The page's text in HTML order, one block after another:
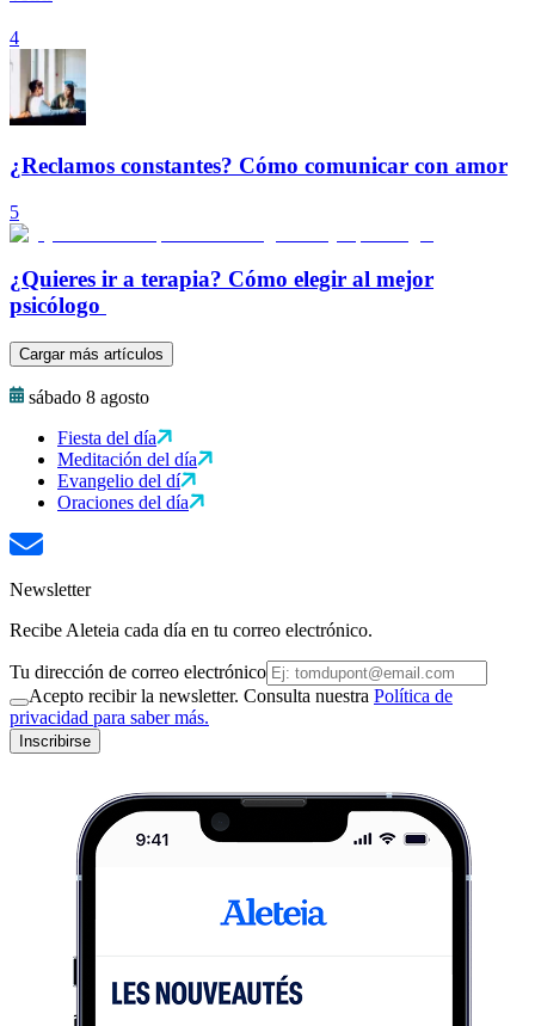
4
¿Reclamos constantes? Cómo comunicar con amor
5
¿Quieres ir a terapia? Cómo elegir al mejor
psicólogo
Cargar más artículos
sábado 8 agosto
Fiesta del día
Meditación del día
Evangelio del dí
Oraciones del día
Newsletter
Recibe Aleteia cada día en tu correo electrónico.
Tu dirección de correo electrónico
Acepto recibir la newsletter. Consulta nuestra Política de
privacidad para saber más.
Inscribirse